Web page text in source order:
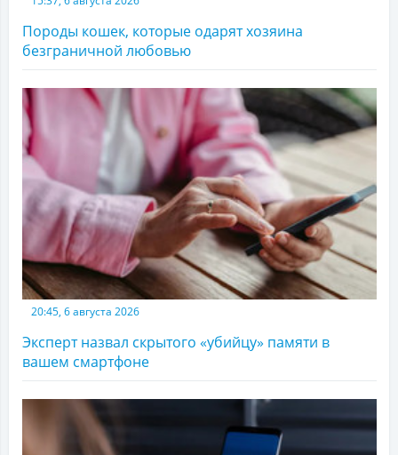
Породы кошек, которые одарят хозяина
безграничной любовью
20:45, 6 августа 2026
Эксперт назвал скрытого «убийцу» памяти в
вашем смартфоне